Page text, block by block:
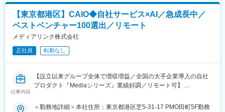
現在の管理部門はCFOおよび業務委託（BPO）メンバーを中心に
運営していますが、今後の組織拡大を見据え、管理部門機能の本
格的な内製化を進めています。
本ポジションでは、経理・財務・請求・労務総務・情シス・セキ
ュリティ領域を横断しながら、管理部門の立ち上げと組織づくり
を推進していただきます。
創り上げる管理部長を募集します。
◇脱炭素×テクノロジー領域におけるBtoB SaaS／Marketplaceの
事業運営を、戦略から実行まで一気通貫で推進
◇複数のプロダクトラインをまたぐオペレーションの設計・改善
◇IPO前後に向けた事業成長と経営基盤の確立
◇経営意思決定に必要なオペレーション視点のインサイト提供
■具体的な業務内容：
◇PL計画の責任を持ち、事業計画達成のための戦略立案
◇事業グロースのためのKPI策定・モニタリングと改善
◇各事業部の戦略遂行サポートおよび推進体制の構築
門横断オペレーション設計
【東京都港区】CAIO◆自社サービス×AI／急成長中／
ベストベンチャー100選出／リモート
メディアリンク株式会社
正社員 転勤なし
仕事内容
【設立以来グループ全体で増収増益／全国の大手企業導入の自社
プロダクト『Mediaシリーズ』業績好調／リモート可】
・出社／在宅の選択制
＜勤務地詳細＞本社住所：東京都港区芝5-31-17 PMO田町5F勤務